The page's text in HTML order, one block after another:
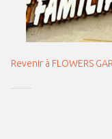
Revenir à FLOWERS